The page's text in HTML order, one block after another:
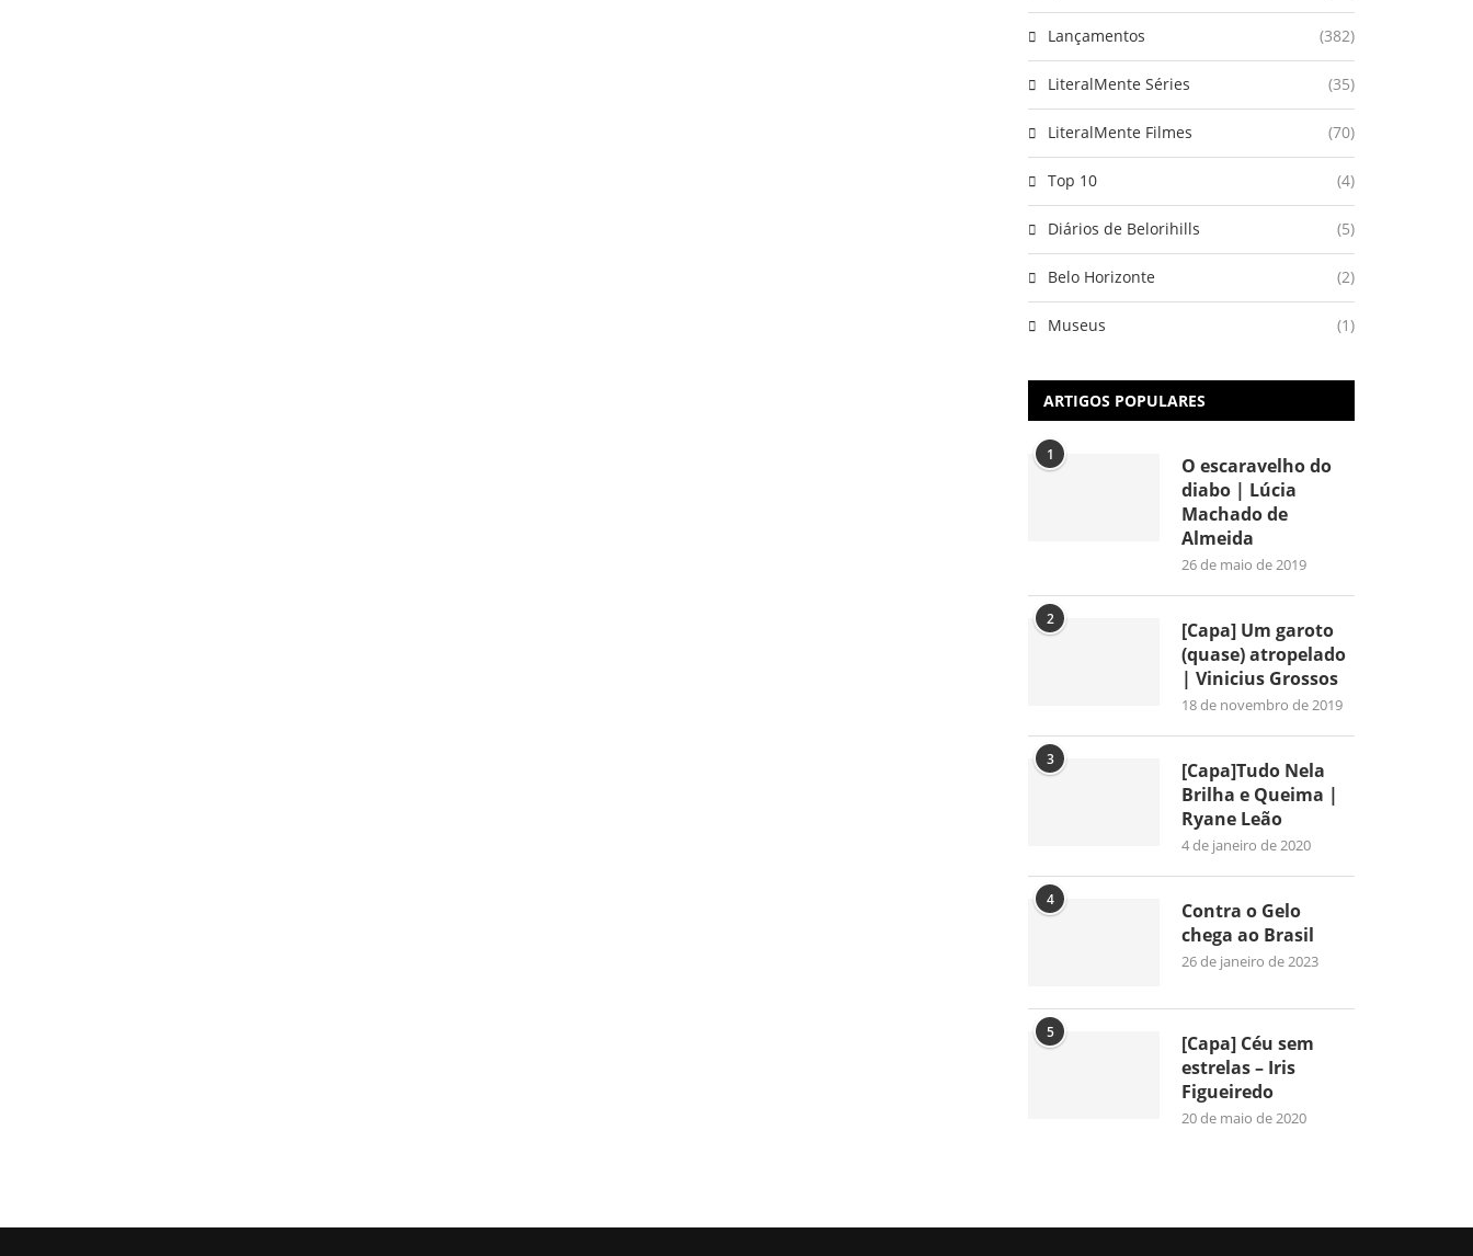
Lançamentos (382)
LiteralMente Séries (35)
LiteralMente Filmes (70)
Top 10 (4)
Diários de Belorihills (5)
Belo Horizonte (2)
Museus (1)
ARTIGOS POPULARES
1
O escaravelho do
diabo | Lúcia
Machado de
Almeida
26 de maio de 2019
2
[Capa] Um garoto
(quase) atropelado
| Vinicius Grossos
18 de novembro de 2019
3
[Capa]Tudo Nela
Brilha e Queima |
Ryane Leão
4 de janeiro de 2020
4
Contra o Gelo
chega ao Brasil
26 de janeiro de 2023
5
[Capa] Céu sem
estrelas – Iris
Figueiredo
20 de maio de 2020